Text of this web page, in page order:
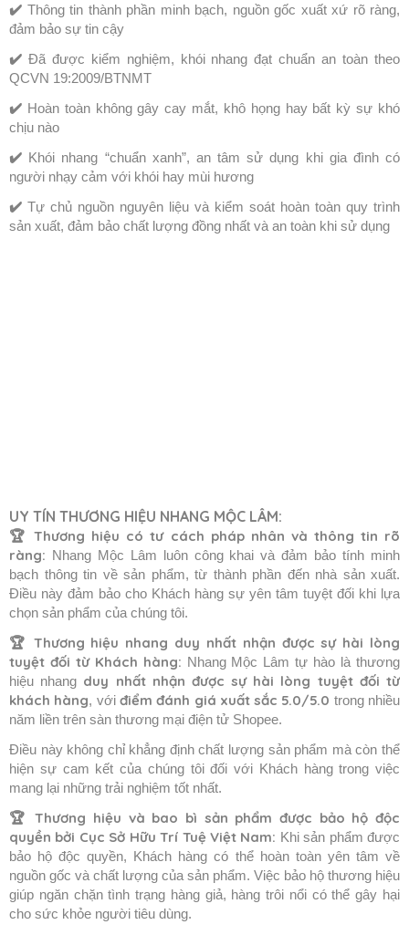
✔️ Thông tin thành phần minh bạch, nguồn gốc xuất xứ rõ ràng,
đảm bảo sự tin cậy
✔️ Đã được kiểm nghiệm, khói nhang đạt chuẩn an toàn theo
QCVN 19:2009/BTNMT
✔️ Hoàn toàn không gây cay mắt, khô họng hay bất kỳ sự khó
chịu nào
✔️ Khói nhang “chuẩn xanh”, an tâm sử dụng khi gia đình có
người nhạy cảm với khói hay mùi hương
✔️ Tự chủ nguồn nguyên liệu và kiểm soát hoàn toàn quy trình
sản xuất, đảm bảo chất lượng đồng nhất và an toàn khi sử dụng
UY TÍN THƯƠNG HIỆU NHANG MỘC LÂM:
🏆 Thương hiệu có tư cách pháp nhân và thông tin rõ
ràng: Nhang Mộc Lâm luôn công khai và đảm bảo tính minh
bạch thông tin về sản phẩm, từ thành phần đến nhà sản xuất.
Điều này đảm bảo cho Khách hàng sự yên tâm tuyệt đối khi lựa
chọn sản phẩm của chúng tôi.
🏆 Thương hiệu nhang duy nhất nhận được sự hài lòng
tuyệt đối từ Khách hàng: Nhang Mộc Lâm tự hào là thương
hiệu nhang duy nhất nhận được sự hài lòng tuyệt đối từ
khách hàng, với điểm đánh giá xuất sắc 5.0/5.0 trong nhiều
năm liền trên sàn thương mại điện tử Shopee.
Điều này không chỉ khẳng định chất lượng sản phẩm mà còn thể
hiện sự cam kết của chúng tôi đối với Khách hàng trong việc
mang lại những trải nghiệm tốt nhất.
🏆 Thương hiệu và bao bì sản phẩm được bảo hộ độc
quyền bởi Cục Sở Hữu Trí Tuệ Việt Nam: Khi sản phẩm được
bảo hộ độc quyền, Khách hàng có thể hoàn toàn yên tâm về
nguồn gốc và chất lượng của sản phẩm. Việc bảo hộ thương hiệu
giúp ngăn chặn tình trạng hàng giả, hàng trôi nổi có thể gây hại
cho sức khỏe người tiêu dùng.